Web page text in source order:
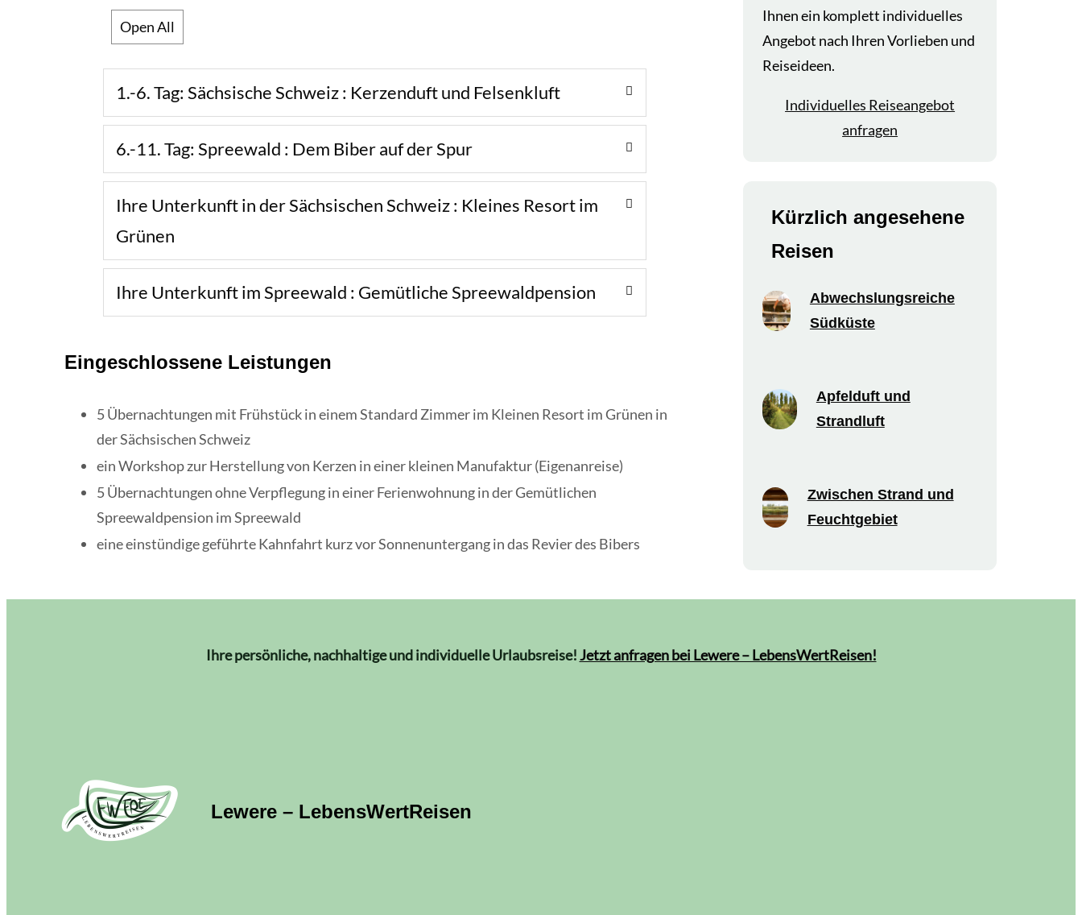
Open All
1.-6. Tag: Sächsische Schweiz : Kerzenduft und Felsenkluft
6.-11. Tag: Spreewald : Dem Biber auf der Spur
Ihre Unterkunft in der Sächsischen Schweiz : Kleines Resort im
Grünen
Ihre Unterkunft im Spreewald : Gemütliche Spreewaldpension
Eingeschlossene Leistungen
5 Übernachtungen mit Frühstück in einem Standard Zimmer im Kleinen Resort im Grünen in
der Sächsischen Schweiz
ein Workshop zur Herstellung von Kerzen in einer kleinen Manufaktur (Eigenanreise)
5 Übernachtungen ohne Verpflegung in einer Ferienwohnung in der Gemütlichen
Spreewaldpension im Spreewald
eine einstündige geführte Kahnfahrt kurz vor Sonnenuntergang in das Revier des Bibers
Ihnen ein komplett individuelles
Angebot nach Ihren Vorlieben und
Reiseideen.
Individuelles Reiseangebot
anfragen
Kürzlich angesehene
Reisen
Abwechslungsreiche
Südküste
Apfelduft und
Strandluft
Zwischen Strand und
Feuchtgebiet
Ihre persönliche, nachhaltige und individuelle Urlaubsreise!Jetzt anfragen bei Lewere – LebensWertReisen!
Lewere – LebensWertReisen